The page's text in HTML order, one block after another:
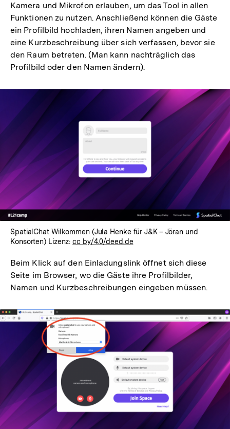
Kamera und Mikrofon erlauben, um das Tool in allen
Funktionen zu nutzen. Anschließend können die Gäste
ein Profilbild hochladen, ihren Namen angeben und
eine Kurzbeschreibung über sich verfassen, bevor sie
den Raum betreten. (Man kann nachträglich das
Profilbild oder den Namen ändern).
SpatialChat Wilkommen (Jula Henke für J&K – Jöran und
Konsorten) Lizenz:cc by/4.0/deed.de
Beim Klick auf den Einladungslink öffnet sich diese
Seite im Browser, wo die Gäste ihre Profilbilder,
Namen und Kurzbeschreibungen eingeben müssen.